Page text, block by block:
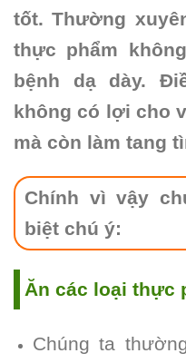
tốt.Thường
thực phẩm
bệnh dạ dày.
không có lợi cho
mà còn làm tang
Chính vì vậy
biệt chú ý:
Ăn các loại thực
Chúng ta